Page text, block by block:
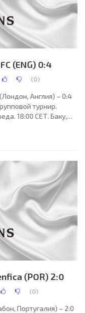
(ENG) 0:4
(0)
Англия) – 0:4
турнир.
18:00 СЕТ. Баку,
Главный арбитр:
Верисиму,
(POR) 2:0
(0)
Португалия) – 2:0